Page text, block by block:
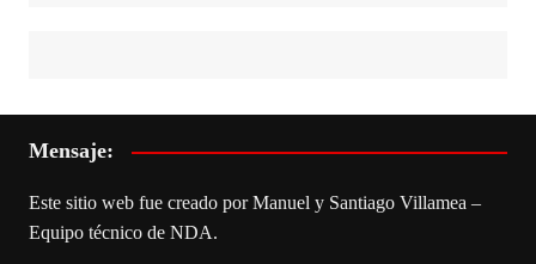
Mensaje:
Este sitio web fue creado por Manuel y Santiago Villamea –
Equipo técnico de NDA.